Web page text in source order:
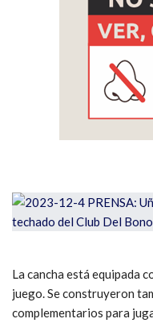
La cancha está equipada
juego. Se construyeron
complementarios para